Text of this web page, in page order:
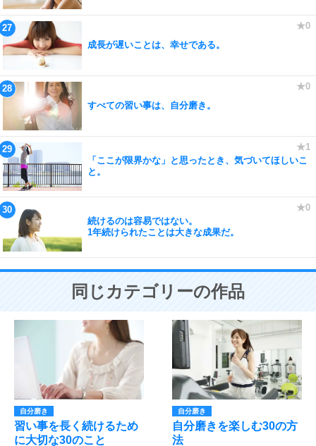
成長が遅いことは、幸せである。
すべての習い事は、自分磨き。
「ここが限界かな」と思ったとき、気づいてほしいこ
と。
続けるのは容易ではない。
1年続けられたことは大きな成果だ。
同じカテゴリーの作品
自分磨き
習い事を長く続けるため
に大切な30のこと
自分磨き
自分磨きを楽しむ30の方
法